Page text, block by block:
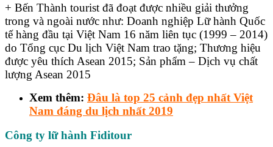
+ Bến Thành tourist đã đoạt được nhiều giải thưởng
trong và ngoài nước như: Doanh nghiệp Lữ hành Quốc
tế hàng đầu tại Việt Nam 16 năm liên tục (1999 – 2014)
do Tổng cục Du lịch Việt Nam trao tặng; Thương hiệu
được yêu thích Asean 2015; Sản phẩm – Dịch vụ chất
lượng Asean 2015
Xem thêm: Đâu là top 25 cảnh đẹp nhất Việt
Nam đáng du lịch nhất 2019
Công ty lữ hành Fiditour